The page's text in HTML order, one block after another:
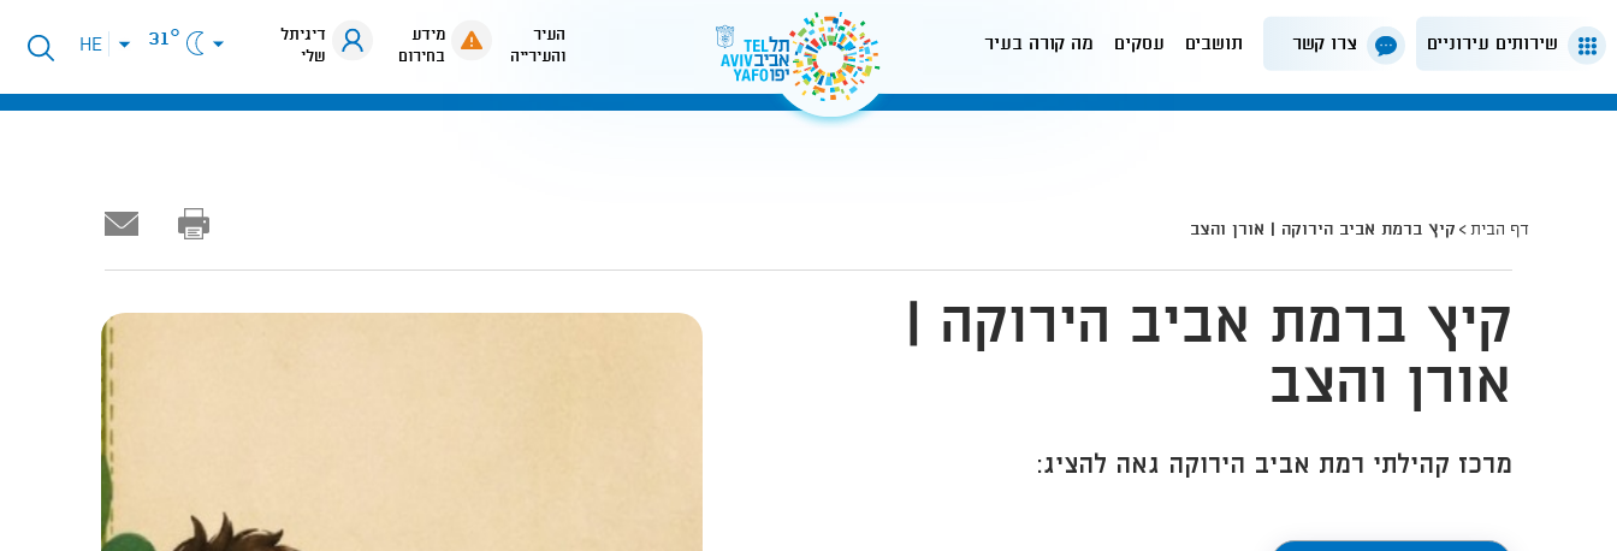
שירותים עירוניים צרו קשר תושבים עסקים מה קורה בעיר
העיר
והעירייה
מידע
בחירום
דיגיתל
שלי
31°
פתיחת
תפריט
HE
דף הבית קיץ ברמת אביב הירוקה | אורן והצב
קיץ ברמת אביב הירוקה |
אורן והצב
מרכז קהילתי רמת אביב הירוקה גאה להציג: